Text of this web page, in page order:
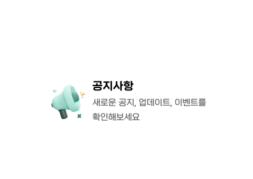
공지사항
새로운 공지, 업데이트, 이벤트를
확인해보세요